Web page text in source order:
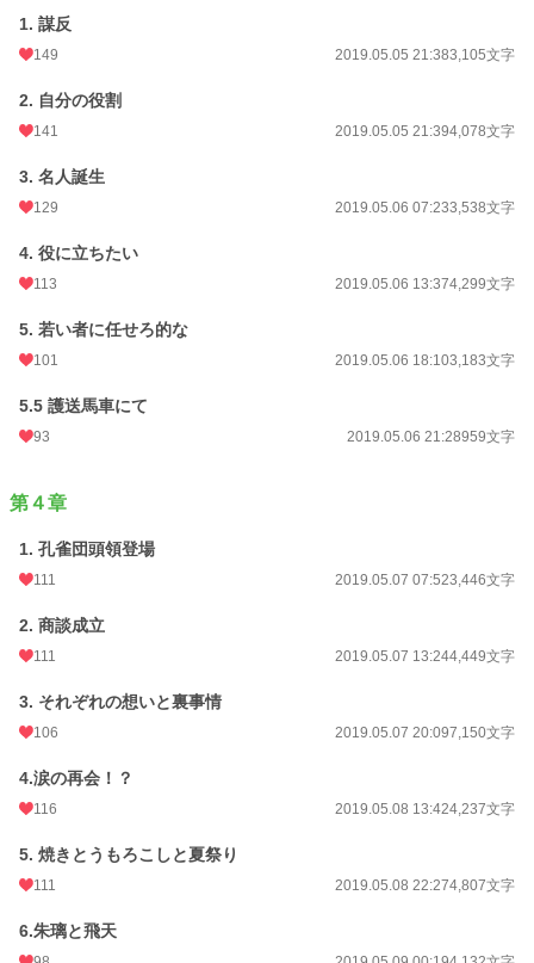
1. 謀反
149 2019.05.05 21:383,105文字
2. 自分の役割
141 2019.05.05 21:394,078文字
3. 名人誕生
129 2019.05.06 07:233,538文字
4. 役に立ちたい
113 2019.05.06 13:374,299文字
5. 若い者に任せろ的な
101 2019.05.06 18:103,183文字
5.5 護送馬車にて
93 2019.05.06 21:28959文字
第４章
1. 孔雀団頭領登場
111 2019.05.07 07:523,446文字
2. 商談成立
111 2019.05.07 13:244,449文字
3. それぞれの想いと裏事情
106 2019.05.07 20:097,150文字
4.涙の再会！？
116 2019.05.08 13:424,237文字
5. 焼きとうもろこしと夏祭り
111 2019.05.08 22:274,807文字
6.朱璃と飛天